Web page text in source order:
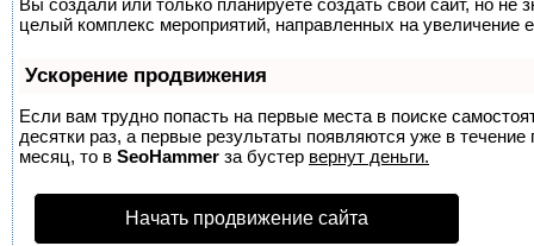
Вы создали или только планируете создать свой сайт, но не
целый комплекс мероприятий, направленных на увеличение
Ускорение продвижения
Если вам трудно попасть на первые места в поиске
десятки раз, а первые результаты появляются уже в
месяц, то в SeoHammer за бустер вернут деньги.
Начать продвижение сайта